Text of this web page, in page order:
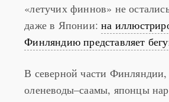
«летучих финнов» не
даже в Японии:на
Финляндию представляет
В северной части Финляндии,
оленеводы–саамы, японцы